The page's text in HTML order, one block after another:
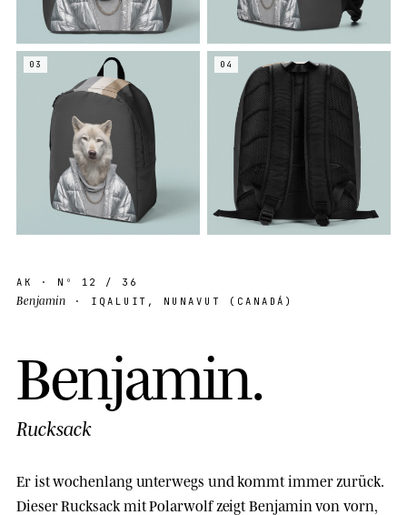
03 04
AK · Nº 12 / 36
Benjamin · IQALUIT, NUNAVUT (CANADÁ)
Benjamin.
Rucksack
Er ist wochenlang unterwegs und kommt immer zurück.
Dieser Rucksack mit Polarwolf zeigt Benjamin von vorn,